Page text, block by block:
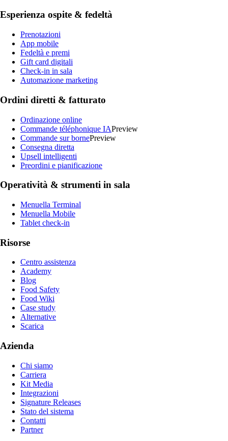
Esperienza ospite & fedeltà
Prenotazioni
App mobile
Fedeltà e premi
Gift card digitali
Check-in in sala
Automazione marketing
Ordini diretti & fatturato
Ordinazione online
Commande téléphonique IAPreview
Commande sur bornePreview
Consegna diretta
Upsell intelligenti
Preordini e pianificazione
Operatività & strumenti in sala
Menuella Terminal
Menuella Mobile
Tablet check-in
Risorse
Centro assistenza
Academy
Blog
Food Safety
Food Wiki
Case study
Alternative
Scarica
Azienda
Chi siamo
Carriera
Kit Media
Integrazioni
Signature Releases
Stato del sistema
Contatti
Partner